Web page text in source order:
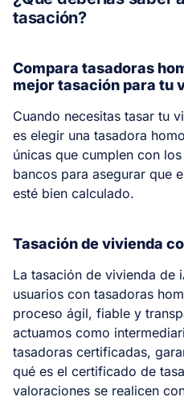
tasación?
Compara tasadoras
mejor tasación para tu
Cuando necesitas tasar tu
es elegir una tasadora
únicas que cumplen con
bancos para asegurar que
esté bien calculado.
Tasación de vivienda
La tasación de vivienda de
usuarios con tasadoras
proceso ágil, fiable y
actuamos como
tasadoras certificadas,
qué es el certificado de
valoraciones se realicen